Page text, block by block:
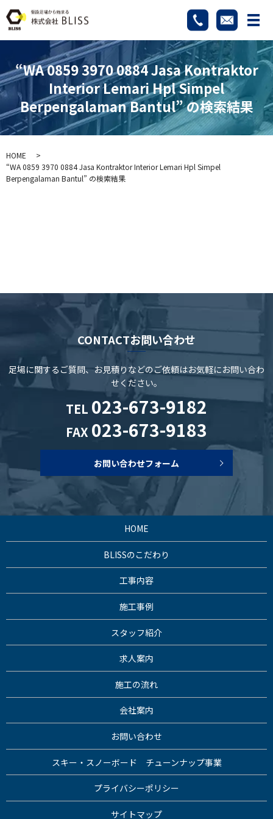
メ
“WA 0859 3970 0884 Jasa Kontraktor
Interior Lemari Hpl Simpel
Berpengalaman Bantul” の検索結果
HOME
“WA 0859 3970 0884 Jasa Kontraktor Interior Lemari Hpl Simpel
Berpengalaman Bantul” の検索結果
CONTACTお問い合わせ
足場に関するご質問、お見積りなどのご依頼はお気軽にお問い合わ
せください。
TEL 023-673-9182
FAX 023-673-9183
お問い合わせフォーム
HOME
BLISSのこだわり
工事内容
施工事例
スタッフ紹介
求人案内
施工の流れ
会社案内
お問い合わせ
スキー・スノーボード チューンナップ事業
プライバシーポリシー
サイトマップ